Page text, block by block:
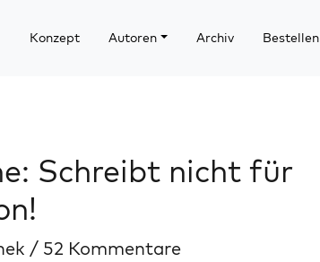
Konzept Autoren Archiv Bestellen
Schreibt nicht für
/ 52 Kommentare